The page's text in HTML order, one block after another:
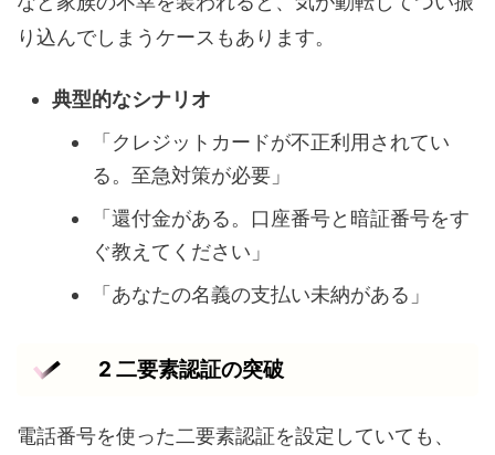
り込んでしまうケースもあります。
典型的なシナリオ
「クレジットカードが不正利用されてい
る。至急対策が必要」
「還付金がある。口座番号と暗証番号をす
ぐ教えてください」
「あなたの名義の支払い未納がある」
2 二要素認証の突破
電話番号を使った二要素認証を設定していても、